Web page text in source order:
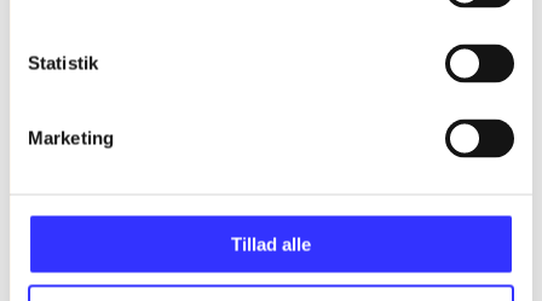
Statistik
Marketing
Tillad alle